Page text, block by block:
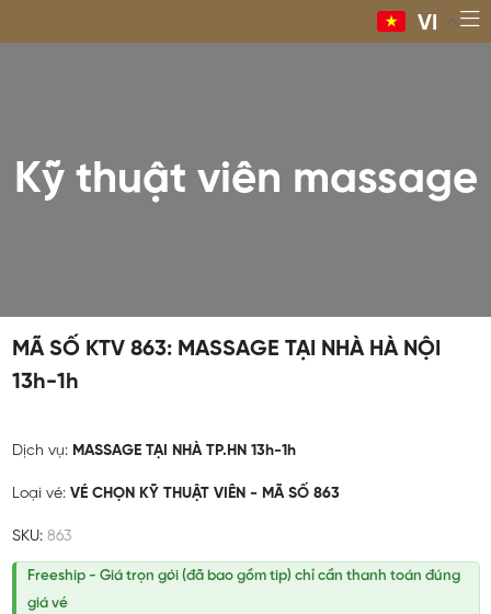
VI
Kỹ thuật viên massage
MÃ SỐ KTV 863: MASSAGE TẠI NHÀ HÀ NỘI
13h-1h
Dịch vụ:MASSAGE TẠI NHÀ TP.HN 13h-1h
Loại vé:VÉ CHỌN KỸ THUẬT VIÊN - MÃ SỐ 863
SKU: 863
Freeship - Giá trọn gói (đã bao gồm tip) chỉ cần thanh toán đúng
giá vé